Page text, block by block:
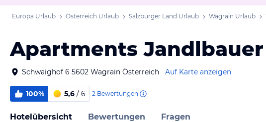
Europa Urlaub Österreich Urlaub Salzburger Land Urlaub Wagrain Urlaub
Apartments Jandlbauer
Schwaighof 6 5602 Wagrain Österreich Auf Karte anzeigen
100% 5,6 / 6 2 Bewertungen
Hotelübersicht Bewertungen Fragen